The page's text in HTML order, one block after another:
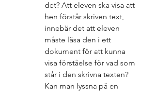
det? Att eleven ska visa att
hen förstår skriven text,
innebär det att eleven
måste läsa den i ett
dokument för att kunna
visa förståelse för vad som
står i den skrivna texten?
Kan man lyssna på en